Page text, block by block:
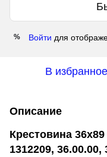
% Войти для
В избранное
Описание
Крестовина
1312209, 36.00.00,